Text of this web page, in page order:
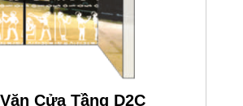
Cửa Tầng D2C